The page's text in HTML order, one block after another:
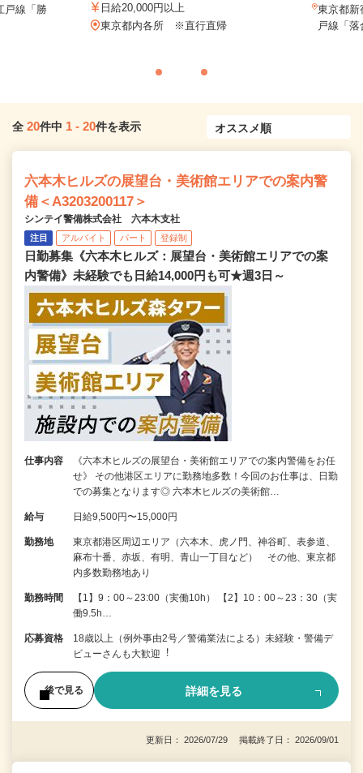
戸線「勝
日給20,000円以上
東京都内各所 ※直行直帰
東京都新
戸線「
全 20件中 1 - 20件を表示
六本木ヒルズの展望台・美術館エリアでの案内警
備＜A3203200117＞
シンテイ警備株式会社 六本木支社
注目 アルバイト パート 登録制
日勤募集《六本木ヒルズ：展望台・美術館エリアでの案
内警備》未経験でも日給14,000円も可★週3日～
仕事内容
《六本木ヒルズの展望台・美術館エリアでの案内警備をお任
せ》 その他港区エリアに勤務地多数！今回のお仕事は、日勤
での募集となります◎ 六本木ヒルズの美術館…
給与 日給9,500円〜15,000円
勤務地
東京都港区周辺エリア（六本木、虎ノ門、神谷町、表参道、
麻布十番、赤坂、有明、青山一丁目など） その他、東京都
内多数勤務地あり
勤務時間
【1】9：00～23:00（実働10h） 【2】10：00～23：30（実
働9.5h…
応募資格
18歳以上（例外事由2号／警備業法による）未経験・警備デ
ビューさんも⼤歓迎︕
後で見る 詳細を見る
更新日： 2026/07/29 掲載終了日： 2026/09/01